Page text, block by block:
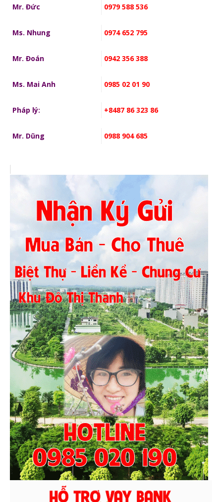
Mr. Đức 0979 588 536
Ms. Nhung 0974 652 795
Mr. Đoán 0942 356 388
Ms. Mai Anh 0985 02 01 90
Pháp lý: +8487 86 323 86
Mr. Dũng 0988 904 685